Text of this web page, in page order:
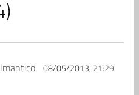
08/05/2013, 21:29